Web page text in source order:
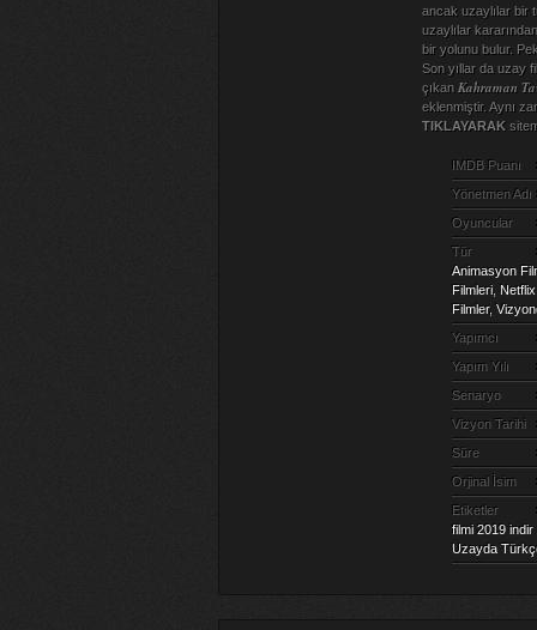
ancak uzaylılar bir
uzaylılar
bir yolunu bulur.
Son yıllar da uzay
çıkan Kahraman
eklenmiştir. Aynı
TIKLAYARAK
IMDB Puanı
Yönetmen Adı
Oyuncular
Tür
Animasyon
Filmleri,
Filmler,
Yapımcı
Yapım Yılı
Senaryo
Vizyon Tarihi
Süre
Orjinal İsim
Etiketler
filmi 2019 indir
Uzayda